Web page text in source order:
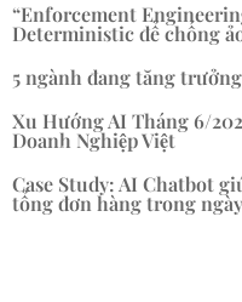
“Enforcement
Deterministic để chống
5 ngành đang tăng
Xu Hướng AI Tháng 6/
Doanh Nghiệp Việt
Case Study: AI Chatbot
tổng đơn hàng trong ngày